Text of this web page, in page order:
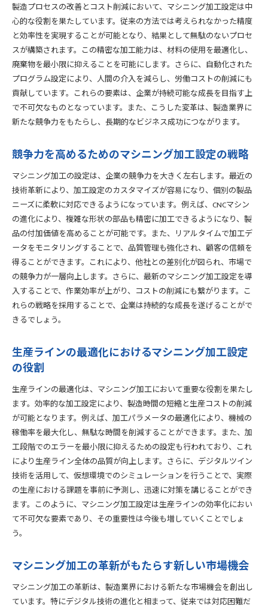
持続可能な製造業に向けたマシニング加工の役割
環境に優しい製品開発を支える加工技術
柔軟な多品種少量生産を可能にする新しい加工手法
少量生産に特化したマシニング加工技術の導入
生産ラインの柔軟化による多品種生産の実現
短納期対応を可能にする加工プロセスの効率化
多品種少量生産における品質管理と加工精度の重要性
カスタマイズ製品対応を支える新しい加工手法
マシニング加工技術の進化が環境保護を強化する理由
低環境負荷での加工を可能にする新技術
リサイクル材料の使用を促進する加工技術の進化
環境保護を意識した加工工程改善の取り組み
持続可能な加工材料の選定と活用法
加工技術が貢献するカーボンフットプリント削減
エコフレンドリーな製造プロセスの確立
未来の製造業を切り開くマシニング加工の次なる可能性
革新的な加工技術が開く新市場の可能性
マシニング加工がもたらす製造業のパラダイムシフト
次世代製造技術と連携した高度な加工プロセス
新しいビジネスモデルを生む加工技術の潜在能力
未来志向の製造業界におけるマシニング加工の役割
製造プロセスの改善とコスト削減において、マシニング加工設定は中
心的な役割を果たしています。従来の方法では考えられなかった精度
と効率性を実現することが可能となり、結果として無駄のないプロセ
スが構築されます。この精密な加工能力は、材料の使用を最適化し、
廃棄物を最小限に抑えることを可能にします。さらに、自動化された
プログラム設定により、人間の介入を減らし、労働コストの削減にも
貢献しています。これらの要素は、企業が持続可能な成長を目指す上
で不可欠なものとなっています。また、こうした変革は、製造業界に
新たな競争力をもたらし、長期的なビジネス成功につながります。
競争力を高めるためのマシニング加工設定の戦略
マシニング加工の設定は、企業の競争力を大きく左右します。最近の
技術革新により、加工設定のカスタマイズが容易になり、個別の製品
ニーズに柔軟に対応できるようになっています。例えば、CNCマシン
の進化により、複雑な形状の部品も精密に加工できるようになり、製
品の付加価値を高めることが可能です。また、リアルタイムで加工デ
ータをモニタリングすることで、品質管理も強化され、顧客の信頼を
得ることができます。これにより、他社との差別化が図られ、市場で
の競争力が一層向上します。さらに、最新のマシニング加工設定を導
入することで、作業効率が上がり、コストの削減にも繋がります。こ
れらの戦略を採用することで、企業は持続的な成長を遂げることがで
きるでしょう。
生産ラインの最適化におけるマシニング加工設定
の役割
生産ラインの最適化は、マシニング加工において重要な役割を果たし
ます。効率的な加工設定により、製造時間の短縮と生産コストの削減
が可能となります。例えば、加工パラメータの最適化により、機械の
稼働率を最大化し、無駄な時間を削減することができます。また、加
工段階でのエラーを最小限に抑えるための設定も行われており、これ
により生産ライン全体の品質が向上します。さらに、デジタルツイン
技術を活用して、仮想環境でのシミュレーションを行うことで、実際
の生産における課題を事前に予測し、迅速に対策を講じることができ
ます。このように、マシニング加工設定は生産ラインの効率化におい
て不可欠な要素であり、その重要性は今後も増していくことでしょ
う。
マシニング加工の革新がもたらす新しい市場機会
マシニング加工の革新は、製造業界における新たな市場機会を創出し
ています。特にデジタル技術の進化と相まって、従来では対応困難だ